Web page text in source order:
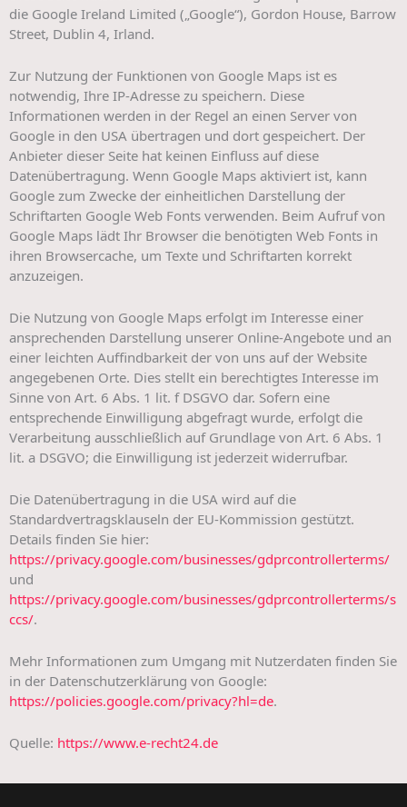
die Google Ireland Limited („Google“), Gordon House, Barrow
Street, Dublin 4, Irland.
Zur Nutzung der Funktionen von Google Maps ist es
notwendig, Ihre IP-Adresse zu speichern. Diese
Informationen werden in der Regel an einen Server von
Google in den USA übertragen und dort gespeichert. Der
Anbieter dieser Seite hat keinen Einfluss auf diese
Datenübertragung. Wenn Google Maps aktiviert ist, kann
Google zum Zwecke der einheitlichen Darstellung der
Schriftarten Google Web Fonts verwenden. Beim Aufruf von
Google Maps lädt Ihr Browser die benötigten Web Fonts in
ihren Browsercache, um Texte und Schriftarten korrekt
anzuzeigen.
Die Nutzung von Google Maps erfolgt im Interesse einer
ansprechenden Darstellung unserer Online-Angebote und an
einer leichten Auffindbarkeit der von uns auf der Website
angegebenen Orte. Dies stellt ein berechtigtes Interesse im
Sinne von Art. 6 Abs. 1 lit. f DSGVO dar. Sofern eine
entsprechende Einwilligung abgefragt wurde, erfolgt die
Verarbeitung ausschließlich auf Grundlage von Art. 6 Abs. 1
lit. a DSGVO; die Einwilligung ist jederzeit widerrufbar.
Die Datenübertragung in die USA wird auf die
Standardvertragsklauseln der EU-Kommission gestützt.
Details finden Sie hier:
https://privacy.google.com/businesses/gdprcontrollerterms/
und
https://privacy.google.com/businesses/gdprcontrollerterms/s
ccs/.
Mehr Informationen zum Umgang mit Nutzerdaten finden Sie
in der Datenschutzerklärung von Google:
https://policies.google.com/privacy?hl=de.
Quelle: https://www.e-recht24.de